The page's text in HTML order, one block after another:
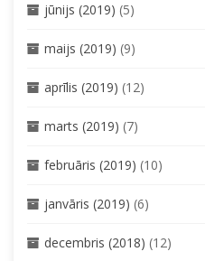
jūnijs (2019) (5)
maijs (2019) (9)
aprīlis (2019) (12)
marts (2019) (7)
februāris (2019) (10)
janvāris (2019) (6)
decembris (2018) (12)